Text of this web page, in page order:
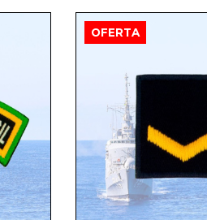
OFERTA